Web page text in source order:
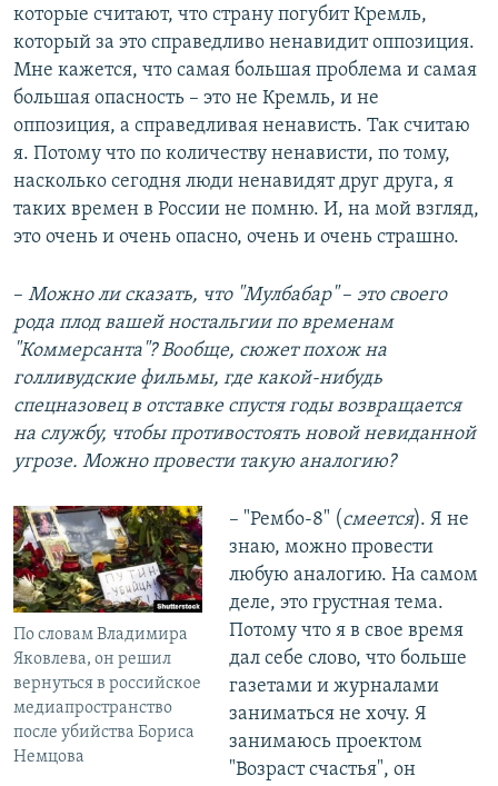
которые считают, что страну погубит Кремль,
который за это справедливо ненавидит оппозиция.
Мне кажется, что самая большая проблема и самая
большая опасность – это не Кремль, и не
оппозиция, а справедливая ненависть. Так считаю
я. Потому что по количеству ненависти, по тому,
насколько сегодня люди ненавидят друг друга, я
таких времен в России не помню. И, на мой взгляд,
это очень и очень опасно, очень и очень страшно.
–​ Можно ли сказать, что "Мулбабар"–​ это своего
рода плод вашей ностальгии по временам
"Коммерсанта"? Вообще, сюжет похож на
голливудские фильмы, где какой-нибудь
спецназовец в отставке спустя годы возвращается
на службу, чтобы противостоять новой невиданной
угрозе. Можно провести такую аналогию?
По словам Владимира
Яковлева, он решил
вернуться в российское
медиапространство
после убийства Бориса
Немцова
– "Рембо-8" (смеется). Я не
знаю, можно провести
любую аналогию. На самом
деле, это грустная тема.
Потому что я в свое время
дал себе слово, что больше
газетами и журналами
заниматься не хочу. Я
занимаюсь проектом
"Возраст счастья", он